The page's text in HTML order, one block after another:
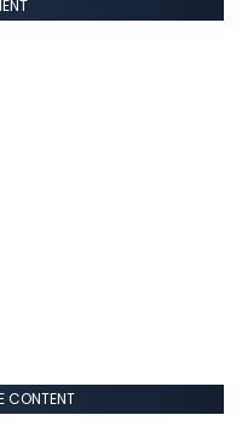
CONTENT